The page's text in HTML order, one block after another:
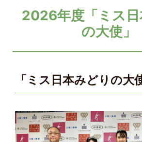
2026年度「ミス日
の大使」
「ミス日本みどりの大